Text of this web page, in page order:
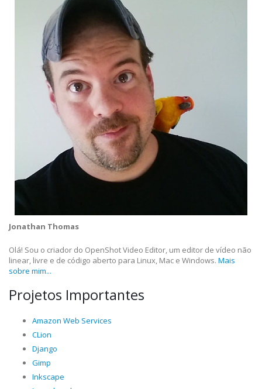
Jonathan Thomas
Olá! Sou o criador do OpenShot Video Editor, um editor de vídeo não
linear, livre e de código aberto para Linux, Mac e Windows. Mais
sobre mim...
Projetos Importantes
Amazon Web Services
CLion
Django
Gimp
Inkscape